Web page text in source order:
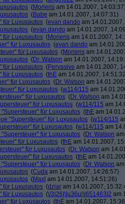
(Morieris am 14.01.2007,
(Babe am 14.01.2007, 14:07:31)
für Luxusautos (evan dando am
(evan dando am 14.01.2007,
für Luxusautos (Morieris am 14.01.2007,
für Luxusautos (evan dando am
für Luxusautos (Morieris am
(Dr. Watson am 14.01.2007,
für Luxusautos (Pervasive am 14.01.2007,
für Luxusautos (thE am 14.01.2007,
für Luxusautos (Dr. Watson am
für Luxusautos (w114/115 am
für Luxusautos (Dr. Watson am
für Luxusautos (w114/115 am
"Supersteuer" für Luxusautos (thE am
"Supersteuer" für Luxusautos (w114/115
für Luxusautos (w114/115 am
"Supersteuer" für Luxusautos (Dr. Watson
für Luxusautos (thE am 14.01.2007,
für Luxusautos (Dr. Watson am
für Luxusautos (thE am
"Supersteuer" für Luxusautos (Dr. Watson
(Cuda am 14.01.2007, 14:26:57)
(Maxl am 14.01.2007, 14:51:26)
für Luxusautos (dziar am 14.01.2007,
für Luxusautos (\/3|26|\|µ36µ|\|651463|2 am
für Luxusautos (thE am 14.01.2007,